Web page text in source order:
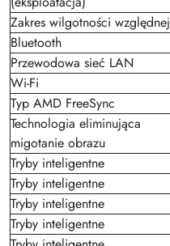
Zakres wilgotności względnej
Bluetooth
Przewodowa sieć LAN
Wi-Fi
Typ AMD FreeSync
Technologia eliminująca
migotanie obrazu
Tryby inteligentne
Tryby inteligentne
Tryby inteligentne
Tryby inteligentne